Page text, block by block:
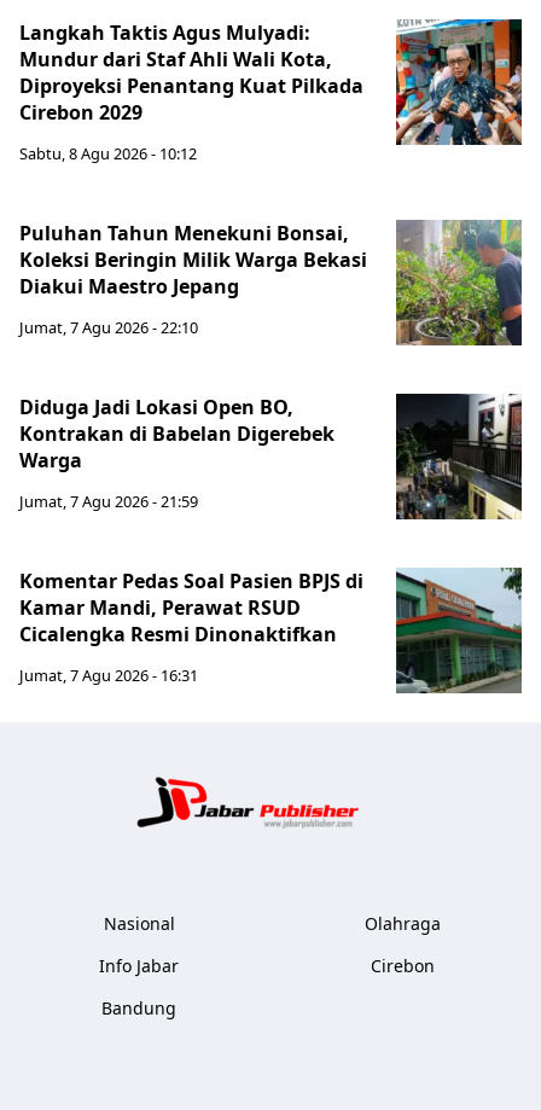
Langkah Taktis Agus Mulyadi:
Mundur dari Staf Ahli Wali Kota,
Diproyeksi Penantang Kuat Pilkada
Cirebon 2029
Sabtu, 8 Agu 2026 - 10:12
Puluhan Tahun Menekuni Bonsai,
Koleksi Beringin Milik Warga Bekasi
Diakui Maestro Jepang
Jumat, 7 Agu 2026 - 22:10
Diduga Jadi Lokasi Open BO,
Kontrakan di Babelan Digerebek
Warga
Jumat, 7 Agu 2026 - 21:59
Komentar Pedas Soal Pasien BPJS di
Kamar Mandi, Perawat RSUD
Cicalengka Resmi Dinonaktifkan
Jumat, 7 Agu 2026 - 16:31
Nasional
Info Jabar
Bandung
Olahraga
Cirebon